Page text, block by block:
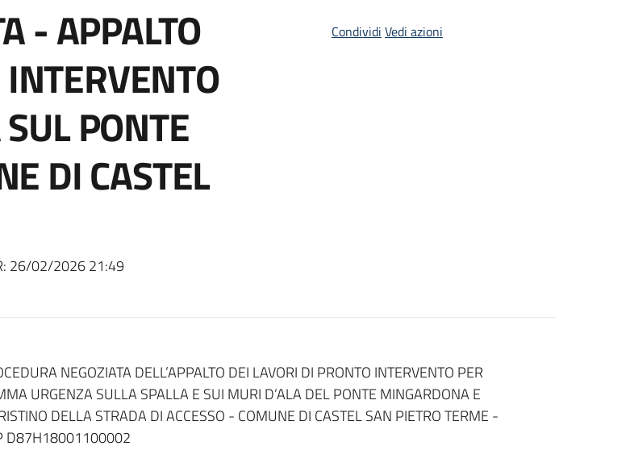
- APPALTO
PONTE
DI CASTEL
26/02/2026 21:49
Condividi Vedi azioni
del bando
NEGOZIATA DELL’APPALTO DEI LAVORI DI PRONTO INTERVENTO PER
URGENZA SULLA SPALLA E SUI MURI D’ALA DEL PONTE MINGARDONA E
DELLA STRADA DI ACCESSO - COMUNE DI CASTEL SAN PIETRO TERME -
D87H18001100002